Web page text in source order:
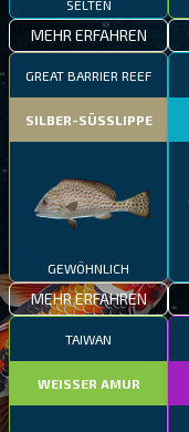
SELTEN
MEHR ERFAHREN
GREAT BARRIER REEF
SILBER-SÜSSLIPPE
GEWÖHNLICH
MEHR ERFAHREN
TAIWAN
WEISSER AMUR